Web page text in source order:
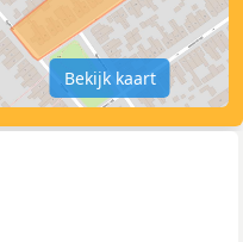
Bekijk kaart